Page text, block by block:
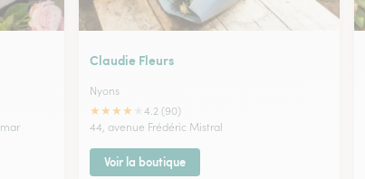
Claudie Fleurs
Nyons
★★★★
4.2 (90)
44, avenue Frédéric Mistral
Voir la boutique